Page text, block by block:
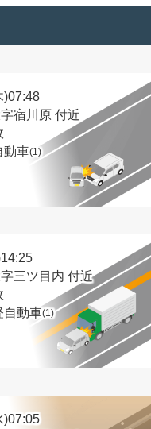
)07:48
宿川原 付近
動車(1)
三ツ目内 付近
自動車(1)
)07:05